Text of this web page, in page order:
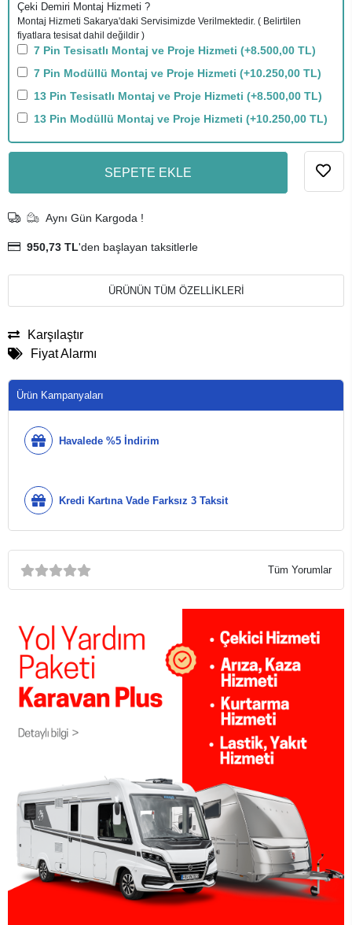
Çeki Demiri Montaj Hizmeti ?
Montaj Hizmeti Sakarya'daki Servisimizde Verilmektedir. ( Belirtilen
fiyatlara tesisat dahil değildir )
7 Pin Tesisatlı Montaj ve Proje Hizmeti (+8.500,00 TL)
7 Pin Modüllü Montaj ve Proje Hizmeti (+10.250,00 TL)
13 Pin Tesisatlı Montaj ve Proje Hizmeti (+8.500,00 TL)
13 Pin Modüllü Montaj ve Proje Hizmeti (+10.250,00 TL)
SEPETE EKLE
Aynı Gün Kargoda !
950,73 TL'den başlayan taksitlerle
ÜRÜNÜN TÜM ÖZELLİKLERİ
Karşılaştır
Fiyat Alarmı
Ürün Kampanyaları
Havalede %5 İndirim
Kredi Kartına Vade Farksız 3 Taksit
Tüm Yorumlar